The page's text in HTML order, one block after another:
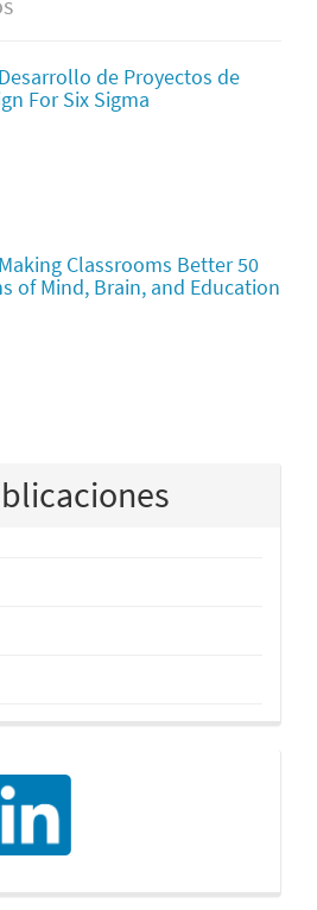
de Proyectos de
For Six Sigma
Classrooms Better 50
of Mind, Brain, and Education